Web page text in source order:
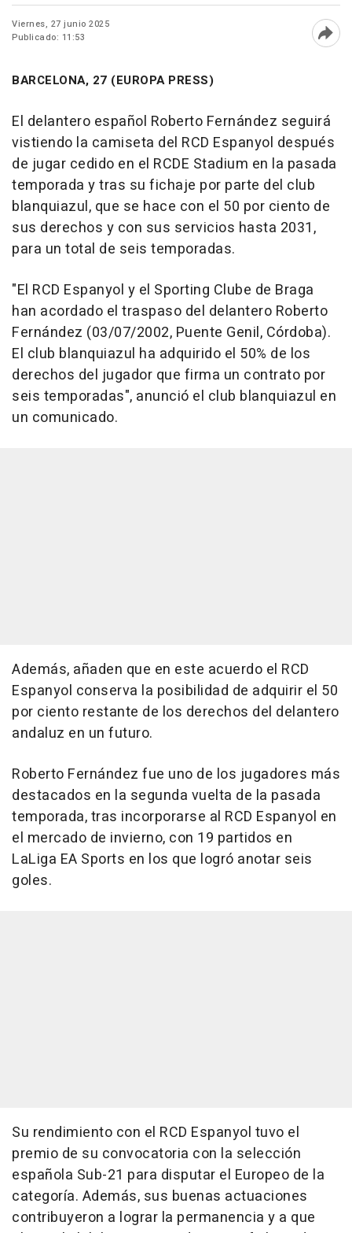
Viernes, 27 junio 2025
Publicado: 11:53
BARCELONA, 27 (EUROPA PRESS)
El delantero español Roberto Fernández seguirá
vistiendo la camiseta del RCD Espanyol después
de jugar cedido en el RCDE Stadium en la pasada
temporada y tras su fichaje por parte del club
blanquiazul, que se hace con el 50 por ciento de
sus derechos y con sus servicios hasta 2031,
para un total de seis temporadas.
"El RCD Espanyol y el Sporting Clube de Braga
han acordado el traspaso del delantero Roberto
Fernández (03/07/2002, Puente Genil, Córdoba).
El club blanquiazul ha adquirido el 50% de los
derechos del jugador que firma un contrato por
seis temporadas", anunció el club blanquiazul en
un comunicado.
Además, añaden que en este acuerdo el RCD
Espanyol conserva la posibilidad de adquirir el 50
por ciento restante de los derechos del delantero
andaluz en un futuro.
Roberto Fernández fue uno de los jugadores más
destacados en la segunda vuelta de la pasada
temporada, tras incorporarse al RCD Espanyol en
el mercado de invierno, con 19 partidos en
LaLiga EA Sports en los que logró anotar seis
goles.
Su rendimiento con el RCD Espanyol tuvo el
premio de su convocatoria con la selección
española Sub-21 para disputar el Europeo de la
categoría. Además, sus buenas actuaciones
contribuyeron a lograr la permanencia y a que